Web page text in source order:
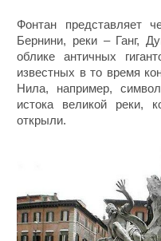
Фонтан представляет
Бернини, реки – Ганг,
облике античных
известных в то время
Нила, например,
истока великой реки,
открыли.